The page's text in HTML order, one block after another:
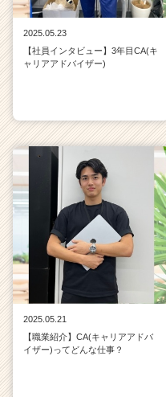
2025.05.23
【社員インタビュー】3年目CA(キ
ャリアアドバイザー)
2025.05.21
【職業紹介】CA(キャリアアドバ
イザー)ってどんな仕事？